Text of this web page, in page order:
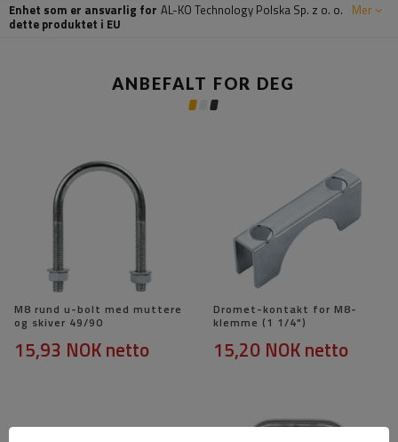
Enhet som er ansvarlig for
dette produktet i EU
AL-KO Technology Polska Sp. z o. o. Mer
ANBEFALT FOR DEG
M8 rund u-bolt med muttere
og skiver 49/90
15,93 NOKnetto
Dromet-kontakt for M8-
klemme (1 1/4")
15,20 NOKnetto